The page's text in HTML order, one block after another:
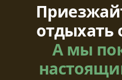
отдыхать
А мы